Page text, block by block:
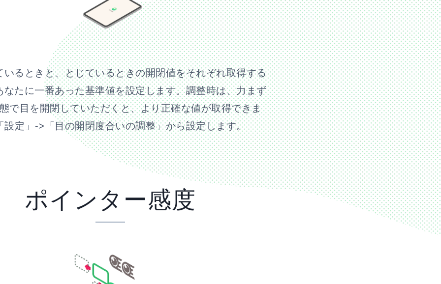
いるときと、とじているときの開閉値をそれぞれ取得する
なたに一番あった基準値を設定します。調整時は、力まず
で目を開閉していただくと、より正確な値が取得できま
設定」->「目の開閉度合いの調整」から設定します。
ポインター感度